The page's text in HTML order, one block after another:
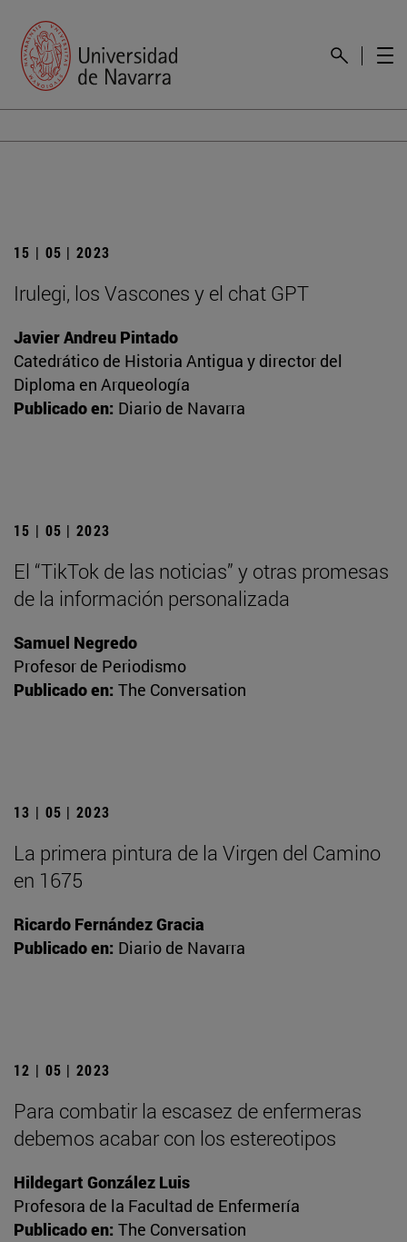
15 | 05 | 2023
Irulegi, los Vascones y el chat GPT
Javier Andreu Pintado
Catedrático de Historia Antigua y director del
Diploma en Arqueología
Publicado en: Diario de Navarra
15 | 05 | 2023
El “TikTok de las noticias” y otras promesas
de la información personalizada
Samuel Negredo
Profesor de Periodismo
Publicado en: The Conversation
13 | 05 | 2023
La primera pintura de la Virgen del Camino
en 1675
Ricardo Fernández Gracia
Publicado en: Diario de Navarra
12 | 05 | 2023
Para combatir la escasez de enfermeras
debemos acabar con los estereotipos
Hildegart González Luis
Profesora de la Facultad de Enfermería
Publicado en: The Conversation